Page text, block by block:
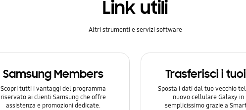
Link utili
Altri strumenti e servizi software
Samsung Members
Scopri tutti i vantaggi del programma
riservato ai clienti Samsung che offre
assistenza e promozioni dedicate.
Trasferisci i
Sposta i dati dal tuo vecchio
nuovo cellulare Galaxy in
semplicissimo grazie a